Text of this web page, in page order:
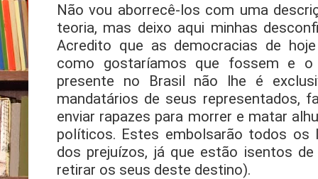
Não vou aborrecê-los com uma
teoria, mas deixo aqui minhas
Acredito que as democracias de
como gostaríamos que fossem e
presente no Brasil não lhe é
mandatários de seus representados,
enviar rapazes para morrer e matar
políticos. Estes embolsarão todos os
dos prejuízos, já que estão isentos
retirar os seus deste destino).